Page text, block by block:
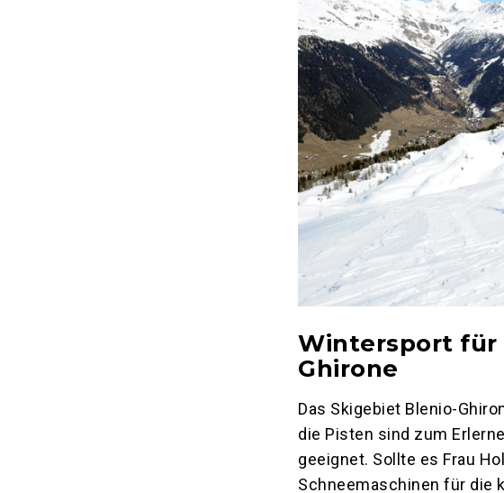
Wintersport für
Ghirone
Das Skigebiet Blenio-
die Pisten sind zum
geeignet. Sollte es Frau
Schneemaschinen für die